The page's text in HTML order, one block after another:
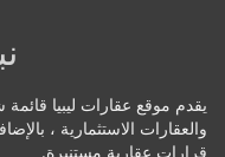
يقدم موقع عقارات ليبيا
والعقارات الاستثمارية ،
قرارات عقارية مستنيرة.